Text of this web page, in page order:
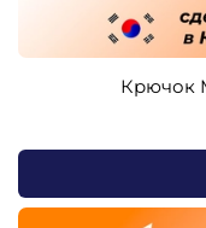
Крючок